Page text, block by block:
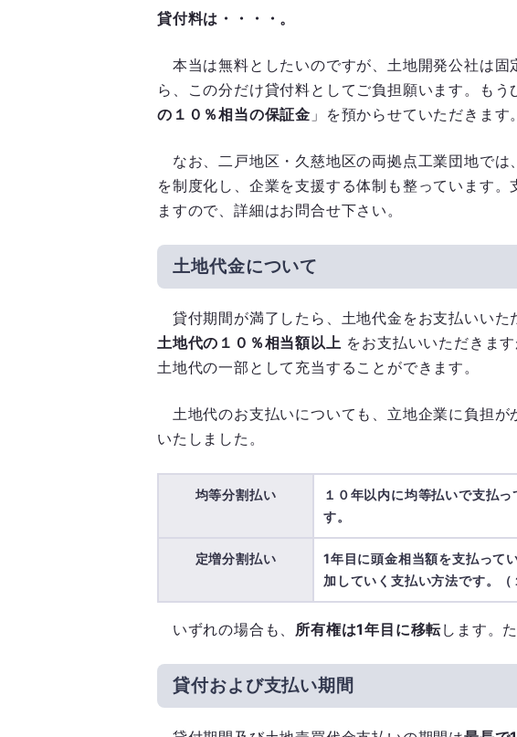
貸付料は・・・・。
本当は無料としたいのですが、土地開発公社は固
ら、この分だけ貸付料としてご負担願います。もう
の１０％相当の保証金 」を預からせていただきます。
なお、二戸地区・久慈地区の両拠点工業団地では
を制度化し、企業を支援する体制も整っています。
ますので、詳細はお問合せ下さい。
土地代金について
貸付期間が満了したら、土地代金をお支払いいた
土地代の１０％相当額以上 をお支払いいただきま
土地代の一部として充当することができます。
土地代のお支払いについても、立地企業に負担が
いたしました。
均等分割払い
１０年以内に均等払いで支払
す。
定増分割払い
1年目に頭金相当額を支払って
加していく支払い方法です。（
いずれの場合も、 所有権は1年目に移転します。
貸付および支払い期間